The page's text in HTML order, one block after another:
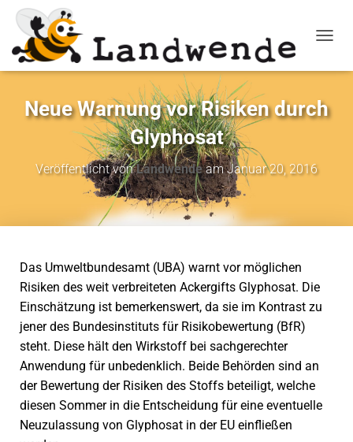
Neue Warnung vor Risiken durch
Glyphosat
Veröffentlicht vonLandwendeamJanuar 20, 2016
Das Umweltbundesamt (UBA) warnt vor möglichen
Risiken des weit verbreiteten Ackergifts Glyphosat. Die
Einschätzung ist bemerkenswert, da sie im Kontrast zu
jener des Bundesinstituts für Risikobewertung (BfR)
steht. Diese hält den Wirkstoff bei sachgerechter
Anwendung für unbedenklich. Beide Behörden sind an
der Bewertung der Risiken des Stoffs beteiligt, welche
diesen Sommer in die Entscheidung für eine eventuelle
Neuzulassung von Glyphosat in der EU einfließen